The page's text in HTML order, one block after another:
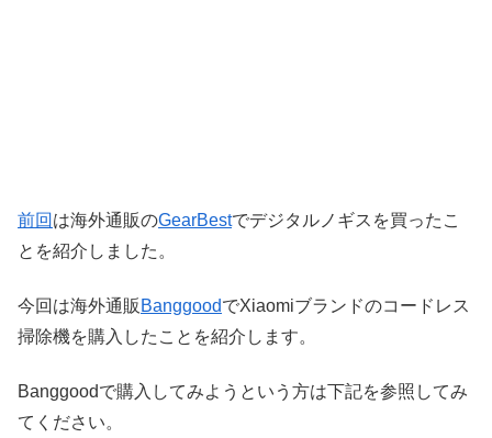
前回 は海外通販のGearBestでデジタルノギスを買ったこ
とを紹介しました。
今回は海外通販 BanggoodでXiaomiブランドのコードレス
掃除機を購入したことを紹介します。
Banggoodで購入してみようという方は下記を参照してみ
てください。